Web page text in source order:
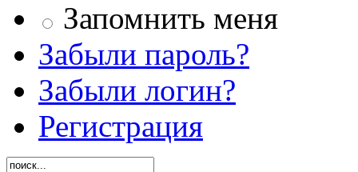
Запомнить меня
Забыли пароль?
Забыли логин?
Регистрация